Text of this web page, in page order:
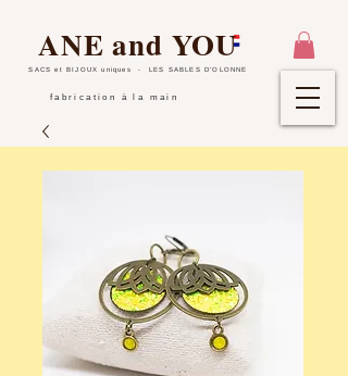
SACS et BIJOUX uniques - LES SABLES D'OLONNE
ANE and YOU
fabrication à la main